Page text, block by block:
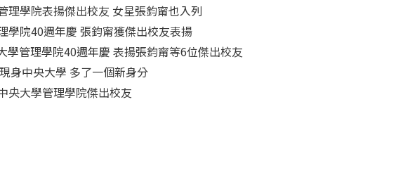
理學院表揚傑出校友 女星張鈞甯也入列
學院40週年慶 張鈞甯獲傑出校友表揚
學管理學院40週年慶 表揚張鈞甯等6位傑出校友
身中央大學 多了一個新身分
央大學管理學院傑出校友